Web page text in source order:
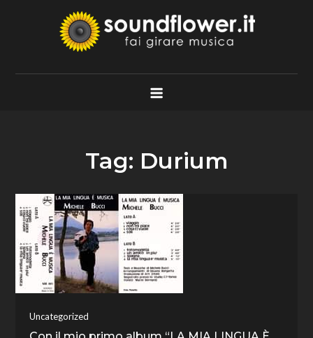
Soundflower.it
Fai Girare Musica
Tag: Durium
Uncategorized